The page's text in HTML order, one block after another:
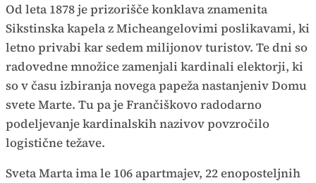
Od leta 1878 je prizorišče konklava znamenita
Sikstinska kapela z Micheangelovimi poslikavami, ki
letno privabi kar sedem milijonov turistov. Te dni so
radovedne množice zamenjali kardinali elektorji, ki
so v času izbiranja novega papeža nastanjeniv Domu
svete Marte. Tu pa je Frančiškovo radodarno
podeljevanje kardinalskih nazivov povzročilo
logistične težave.
Sveta Marta ima le 106 apartmajev, 22 enoposteljnih